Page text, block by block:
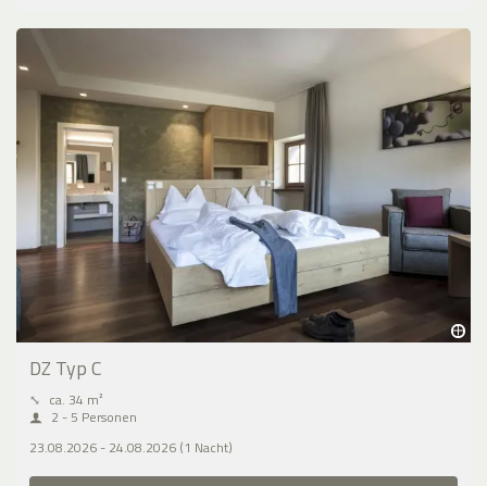
DZ Typ C
⤡ ca. 34 m²
2 - 5 Personen
23.08.2026 - 24.08.2026 (1 Nacht)